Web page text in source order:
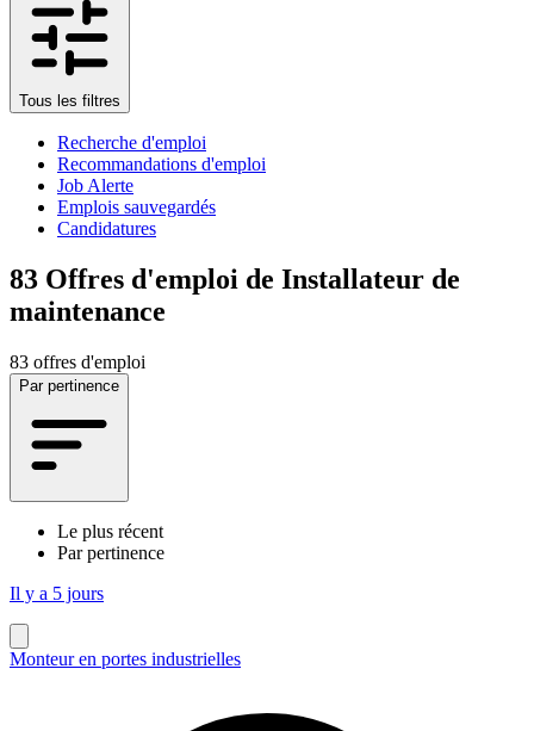
Tous les filtres
Recherche d'emploi
Recommandations d'emploi
Job Alerte
Emplois sauvegardés
Candidatures
83 Offres d'emploi de Installateur de
maintenance
83 offres d'emploi
Par pertinence
Le plus récent
Par pertinence
Il y a 5 jours
Monteur en portes industrielles